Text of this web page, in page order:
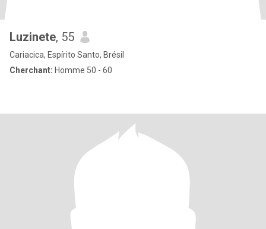
Luzinete, 55
Cariacica, Espírito Santo, Brésil
Cherchant: Homme 50 - 60